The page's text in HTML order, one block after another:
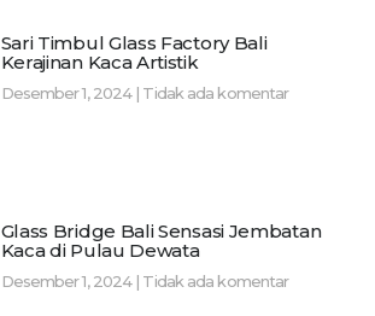
Sari Timbul Glass Factory Bali
Kerajinan Kaca Artistik
Desember 1, 2024 Tidak ada komentar
Glass Bridge Bali Sensasi Jembatan
Kaca di Pulau Dewata
Desember 1, 2024 Tidak ada komentar